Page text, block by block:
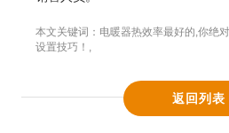
本文关键词： 电暖器热效率最好的 ,你绝
设置技巧！
返回列表